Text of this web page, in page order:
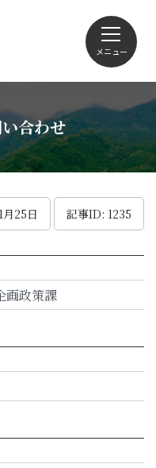
メニュー
合わせ
25日 記事ID: 1235